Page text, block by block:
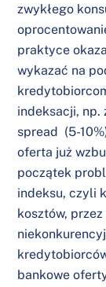
zwykłego
praktyce
wykazać na
indeksacji,
spread (5-
oferta już
początek
indeksu, czyli
kosztów,
bankowe